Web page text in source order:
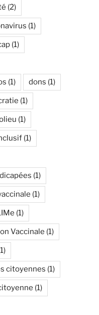
(2)
(1)
(1)
(1) dons (1)
(1)
(1)
(1)
(1)
(1)
(1)
Vaccinale (1)
citoyennes (1)
(1)